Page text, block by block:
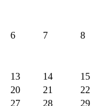
6 7 8
13 14
15
20 21
22
27 28
29